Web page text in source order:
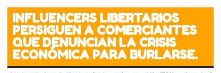
INFLUENCERS LIBERTARIOS
PERSIGUEN A COMERCIANTES
QUE DENUNCIAN LA CRISIS
ECONÓMICA PARA BURLARSE.